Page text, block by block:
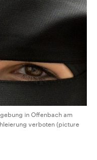
in Offenbach am
verboten (picture